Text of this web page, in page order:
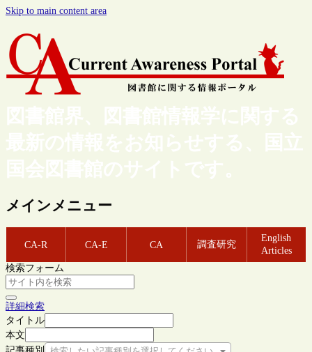
Skip to main content area
図書館界、図書館情報学に関する
最新の情報をお知らせする、国立
国会図書館のサイトです。
メインメニュー
CA-R CA-E CA 調査研究
English
Articles
検索フォーム
詳細検索
タイトル
本文